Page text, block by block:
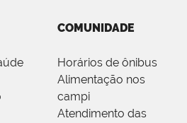
COMUNIDADE
Horários de ônibus
Alimentação nos
campi
Atendimento das